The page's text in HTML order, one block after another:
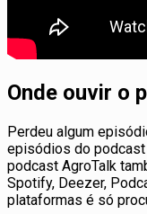
Onde ouvir o
Perdeu algum
episódios do
podcast AgroTalk
Spotify, Deezer,
plataformas é só